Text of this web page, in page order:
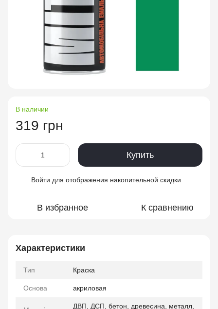
В наличии
319 грн
Купить
Войти для отображения накопительной скидки
В избранное К сравнению
Характеристики
Тип Краска
Основа акриловая
ДВП, ДСП, бетон, древесина, металл,